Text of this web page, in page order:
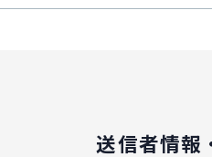
送信者情報